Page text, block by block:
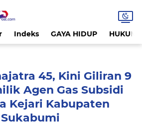
Indeks GAYA HIDUP HUKUM
45, Kini Giliran 9
Agen Gas Subsidi
Kejari Kabupaten
Sukabumi